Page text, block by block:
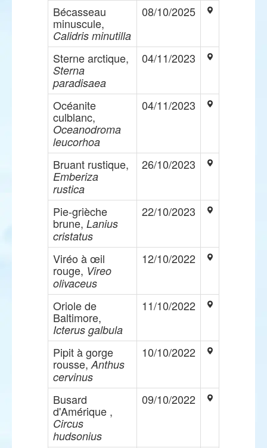
Bécasseau
minuscule,
Calidris minutilla
08/10/2025
Sterne arctique,
Sterna
paradisaea
04/11/2023
Océanite
culblanc,
Oceanodroma
leucorhoa
04/11/2023
Bruant rustique,
Emberiza
rustica
26/10/2023
Pie-grièche
brune, Lanius
cristatus
22/10/2023
Viréo à œil
rouge, Vireo
olivaceus
12/10/2022
Oriole de
Baltimore,
Icterus galbula
11/10/2022
Pipit à gorge
rousse,Anthus
cervinus
10/10/2022
Busard
d'Amérique ,
Circus
hudsonius
09/10/2022